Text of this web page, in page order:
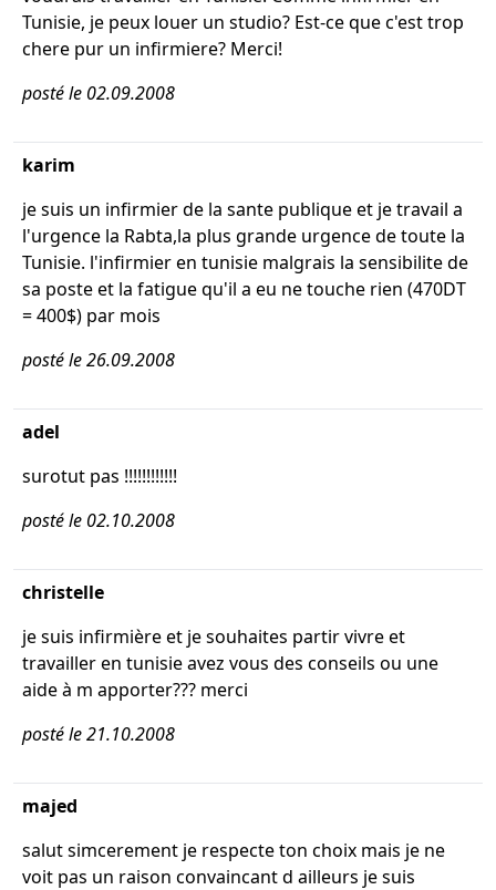
Tunisie, je peux louer un studio? Est-ce que c'est trop
chere pur un infirmiere? Merci!
posté le 02.09.2008
karim
je suis un infirmier de la sante publique et je travail a
l'urgence la Rabta,la plus grande urgence de toute la
Tunisie. l'infirmier en tunisie malgrais la sensibilite de
sa poste et la fatigue qu'il a eu ne touche rien (470DT
= 400$) par mois
posté le 26.09.2008
adel
surotut pas !!!!!!!!!!!!
posté le 02.10.2008
christelle
je suis infirmière et je souhaites partir vivre et
travailler en tunisie avez vous des conseils ou une
aide à m apporter??? merci
posté le 21.10.2008
majed
salut simcerement je respecte ton choix mais je ne
voit pas un raison convaincant d ailleurs je suis